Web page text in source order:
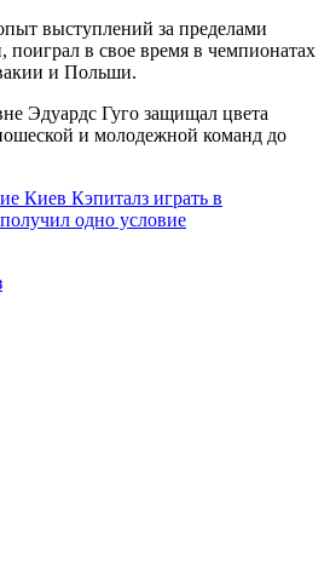
выступлений за пределами
в свое время в чемпионатах
и Польши.
Эдуардс Гуго защищал цвета
и молодежной команд до
Киев Кэпиталз играть в
одно условие